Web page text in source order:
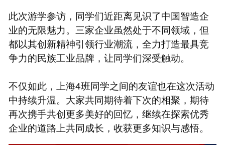
此次游学参访，同学们近距离见识了中国智造企
业的无限魅力。三家企业虽然处于不同领域，但
都以其创新精神引领行业潮流，全力打造最具竞
争力的民族工业品牌，让同学们深受触动。
不仅如此，上海4班同学之间的友谊也在这次活动
中持续升温。大家共同期待着下次的相聚，期待
再次携手共创更多美好的回忆，继续在探索优秀
企业的道路上共同成长，收获更多知识与感悟。